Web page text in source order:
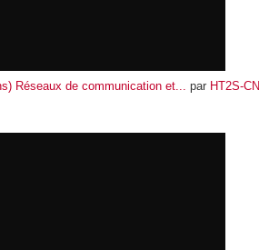
Réseaux de communication et... par HT2S-